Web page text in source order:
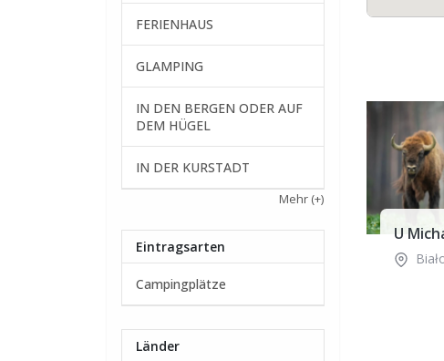
FERIENHAUS
GLAMPING
IN DEN BERGEN ODER AUF
DEM HÜGEL
IN DER KURSTADT
Mehr (+)
Eintragsarten
Campingplätze
Länder
U